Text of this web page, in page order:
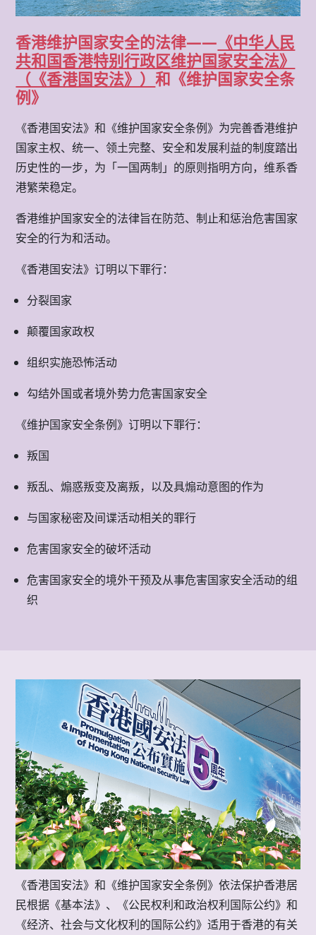
香港维护国家安全的法律—— 《中华人民
共和国香港特别行政区维护国家安全法》
（《香港国安法》）和《维护国家安全条
例》
《香港国安法》和《维护国家安全条例》为完善香港维护
国家主权、统一、领土完整、安全和发展利益的制度踏出
历史性的一步，为「一国两制」的原则指明方向，维系香
港繁荣稳定。
香港维护国家安全的法律旨在防范、制止和惩治危害国家
安全的行为和活动。
《香港国安法》订明以下罪行：
分裂国家
颠覆国家政权
组织实施恐怖活动
勾结外国或者境外势力危害国家安全
《维护国家安全条例》订明以下罪行：
叛国
叛乱、煽惑叛变及离叛，以及具煽动意图的作为
与国家秘密及间谍活动相关的罪行
危害国家安全的破坏活动
危害国家安全的境外干预及从事危害国家安全活动的组
织
《香港国安法》和《维护国家安全条例》依法保护香港居
民根据《基本法》、《公民权利和政治权利国际公约》和
《经济、社会与文化权利的国际公约》适用于香港的有关